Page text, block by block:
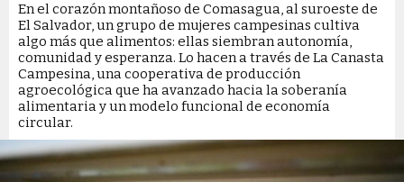
En el corazón montañoso de Comasagua, al suroeste de
El Salvador, un grupo de mujeres campesinas cultiva
algo más que alimentos: ellas siembran autonomía,
comunidad y esperanza. Lo hacen a través de La Canasta
Campesina, una cooperativa de producción
agroecológica que ha avanzado hacia la soberanía
alimentaria y un modelo funcional de economía
circular.